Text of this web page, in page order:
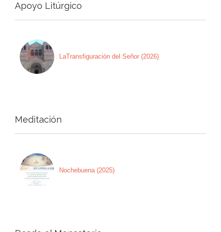
Apoyo Litúrgico
LaTransfiguración del Señor (2026)
Meditación
Nochebuena (2025)